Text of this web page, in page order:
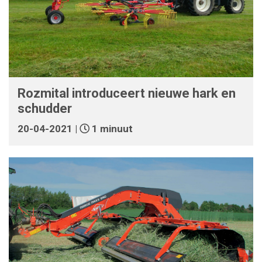
Rozmital introduceert nieuwe hark en
schudder
20-04-2021 | 1 minuut